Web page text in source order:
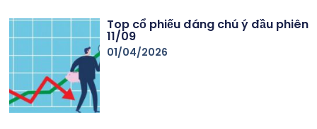
Top cổ phiếu đáng chú ý đầu phiên
11/09
01/04/2026